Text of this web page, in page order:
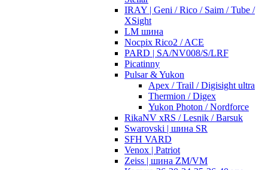
IRAY | Geni / Rico / Saim / Tube /
XSight
LM шина
Nocpix Rico2 / ACE
PARD | SA/NV008/S/LRF
Picatinny
Pulsar & Yukon
Apex / Trail / Digisight ultra
Thermion / Digex
Yukon Photon / Nordforce
RikaNV xRS / Lesnik / Barsuk
Swarovski | шина SR
SFH VARD
Venox | Patriot
Zeiss | шина ZM/VM